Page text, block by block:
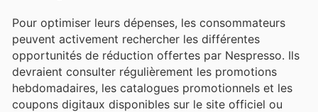
Pour optimiser leurs dépenses, les consommateurs
peuvent activement rechercher les différentes
opportunités de réduction offertes par Nespresso. Ils
devraient consulter régulièrement les promotions
hebdomadaires, les catalogues promotionnels et les
coupons digitaux disponibles sur le site officiel ou